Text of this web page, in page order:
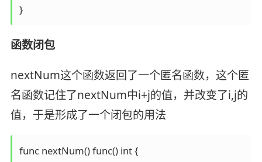
}
函数闭包
nextNum这个函数返回了一个匿名函数，这个匿
名函数记住了nextNum中i+j的值，并改变了i,j的
值，于是形成了一个闭包的用法
func nextNum() func() int {